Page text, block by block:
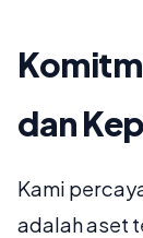
dan
Kami
adalah aset